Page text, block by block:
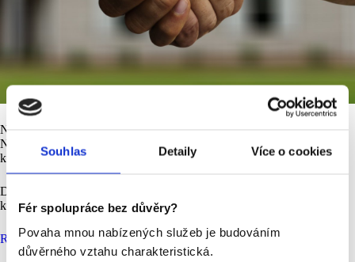
Souhlas Detaily Více o cookies
Fér spolupráce bez důvěry?
Povaha mnou nabízených služeb je budováním
důvěrného vztahu charakteristická.
Nemovitost lze pořídit buď úplatně, nebo bezúplatným nabytím.
Nejčastěji pořizujeme nemovitosti koupí na základě kupní smlouvy,
kterou upravuje občanský zákoník.
Důležitým parametrem kupní smlouvy je kupní cena, stanovená v
konkrétní výši a musí být, jestli kupní cena zahrnuj...
Read More...